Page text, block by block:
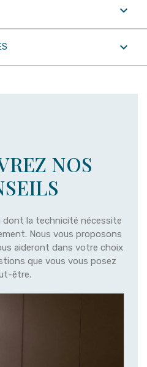


NOS
dont la technicité nécessite
Nous vous proposons
aideront dans votre choix
que vous vous posez
être.